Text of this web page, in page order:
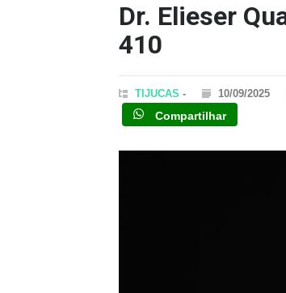
Dr. Elieser
410
TIJUCAS - 10/09/2025
Compartilhar